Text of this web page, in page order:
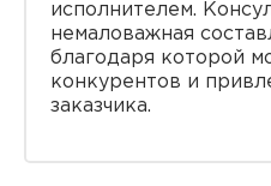
исполнителем.
немаловажная
благодаря которой
конкурентов и
заказчика.